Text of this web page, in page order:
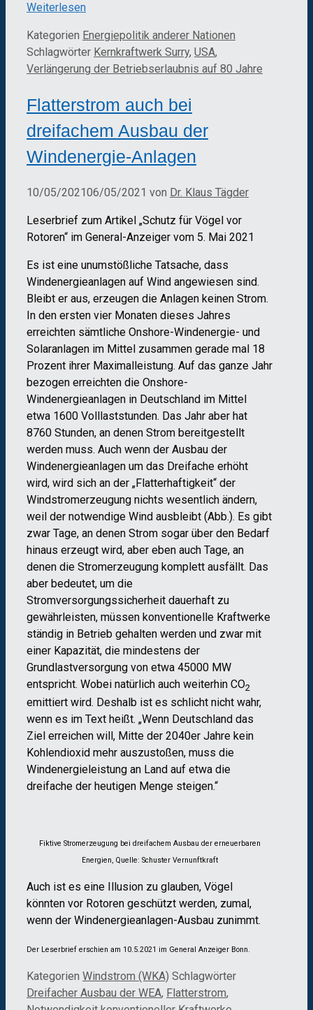
Weiterlesen
Kategorien Energiepolitik anderer Nationen
Schlagwörter Kernkraftwerk Surry, USA,
Verlängerung der Betriebserlaubnis auf 80 Jahre
Flatterstrom auch bei
dreifachem Ausbau der
Windenergie-Anlagen
10/05/202106/05/2021 von Dr. Klaus Tägder
Leserbrief zum Artikel „Schutz für Vögel vor
Rotoren“ im General-Anzeiger vom 5. Mai 2021
Es ist eine unumstößliche Tatsache, dass
Windenergieanlagen auf Wind angewiesen sind.
Bleibt er aus, erzeugen die Anlagen keinen Strom.
In den ersten vier Monaten dieses Jahres
erreichten sämtliche Onshore-Windenergie- und
Solaranlagen im Mittel zusammen gerade mal 18
Prozent ihrer Maximalleistung. Auf das ganze Jahr
bezogen erreichten die Onshore-
Windenergieanlagen in Deutschland im Mittel
etwa 1600 Volllaststunden. Das Jahr aber hat
8760 Stunden, an denen Strom bereitgestellt
werden muss. Auch wenn der Ausbau der
Windenergieanlagen um das Dreifache erhöht
wird, wird sich an der „Flatterhaftigkeit“ der
Windstromerzeugung nichts wesentlich ändern,
weil der notwendige Wind ausbleibt (Abb.). Es gibt
zwar Tage, an denen Strom sogar über den Bedarf
hinaus erzeugt wird, aber eben auch Tage, an
denen die Stromerzeugung komplett ausfällt. Das
aber bedeutet, um die
Stromversorgungssicherheit dauerhaft zu
gewährleisten, müssen konventionelle Kraftwerke
ständig in Betrieb gehalten werden und zwar mit
einer Kapazität, die mindestens der
Grundlastversorgung von etwa 45000 MW
entspricht. Wobei natürlich auch weiterhin CO2
emittiert wird. Deshalb ist es schlicht nicht wahr,
wenn es im Text heißt. „Wenn Deutschland das
Ziel erreichen will, Mitte der 2040er Jahre kein
Kohlendioxid mehr auszustoßen, muss die
Windenergieleistung an Land auf etwa die
dreifache der heutigen Menge steigen.“
Fiktive Stromerzeugung bei dreifachem Ausbau der erneuerbaren
Energien, Quelle: Schuster Vernunftkraft
Auch ist es eine Illusion zu glauben, Vögel
könnten vor Rotoren geschützt werden, zumal,
wenn der Windenergieanlagen-Ausbau zunimmt.
Der Leserbrief erschien am 10.5.2021 im General Anzeiger Bonn.
Kategorien Windstrom (WKA) Schlagwörter
Dreifacher Ausbau der WEA, Flatterstrom,